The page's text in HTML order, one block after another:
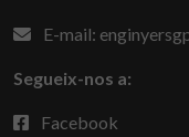
E-mail:
Segueix-nos a:
Facebook